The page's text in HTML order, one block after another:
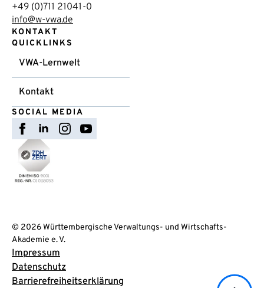
+49 (0)711 21041-0
info@w-vwa.de
KONTAKT
QUICKLINKS
VWA-Lernwelt
Kontakt
SOCIAL MEDIA
© 2026 Württembergische Verwaltungs- und Wirtschafts-
Akademie e. V.
Impressum
Datenschutz
Barrierefreiheitserklärung